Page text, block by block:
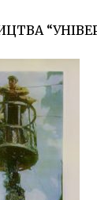
24.11.2022
Ф
т
о
Ж
и
т
о
м
и